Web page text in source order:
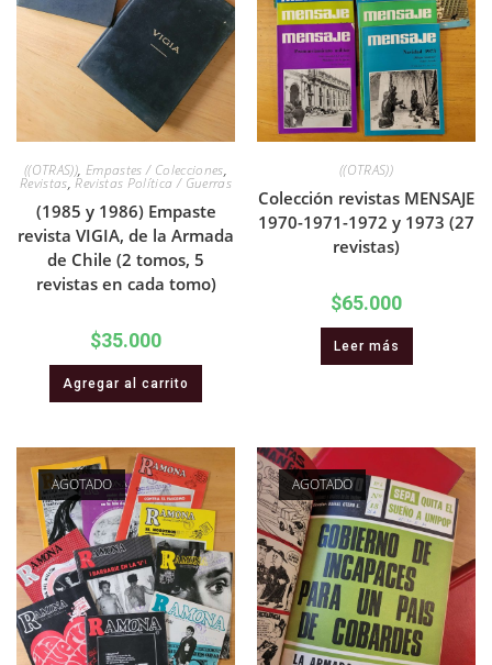
((OTRAS)), Empastes / Colecciones,
Revistas,Revistas Política / Guerras
(1985 y 1986) Empaste
revista VIGIA, de la Armada
de Chile (2 tomos, 5
revistas en cada tomo)
$35.000
Agregar al carrito
((OTRAS))
Colección revistas MENSAJE
1970-1971-1972 y 1973 (27
revistas)
$65.000
Leer más
AGOTADO AGOTADO